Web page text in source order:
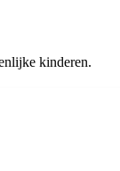
kinderen.